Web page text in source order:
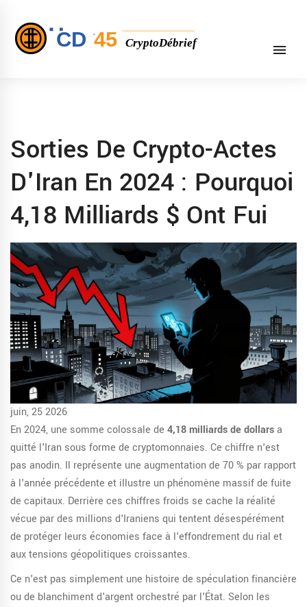
Sorties De Crypto-Actes
D'Iran En 2024 : Pourquoi
4,18 Milliards $ Ont Fui
juin, 25 2026
En 2024, une somme colossale de 4,18 milliards de dollarsa
quitté l'Iran sous forme de cryptomonnaies. Ce chiffre n'est
pas anodin. Il représente une augmentation de 70 % par rapport
à l'année précédente et illustre un phénomène massif de fuite
de capitaux. Derrière ces chiffres froids se cache la réalité
vécue par des millions d'Iraniens qui tentent désespérément
de protéger leurs économies face à l'effondrement du rial et
aux tensions géopolitiques croissantes.
Ce n'est pas simplement une histoire de spéculation financière
ou de blanchiment d'argent orchestré par l'État. Selon les